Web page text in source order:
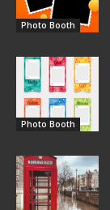
Photo Booth
Photo Booth